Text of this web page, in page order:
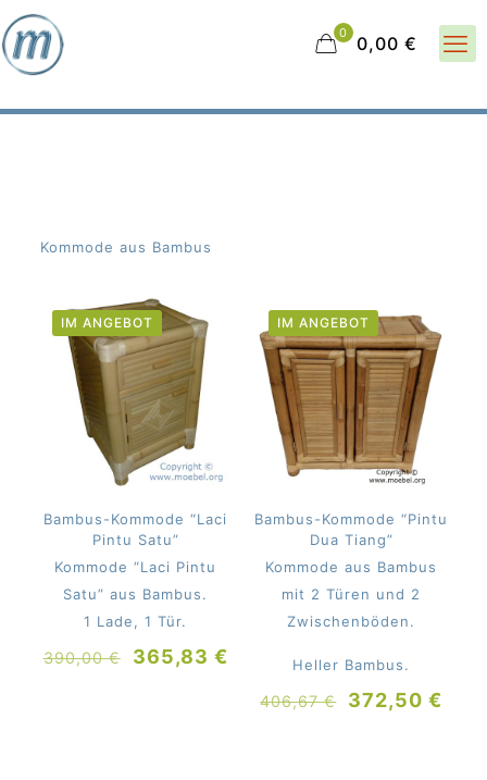
0 0,00 €
Kommode aus Bambus
IM ANGEBOT
Bambus-Kommode “Laci
Pintu Satu”
Kommode “Laci Pintu
Satu” aus Bambus.
1 Lade, 1 Tür.
390,00€
Ursprünglicher
365,83 € Aktueller
IM ANGEBOT
Bambus-Kommode “Pintu
Dua Tiang”
Kommode aus Bambus
mit 2 Türen und 2
Zwischenböden.
Heller Bambus.
406,67€ 372,50€